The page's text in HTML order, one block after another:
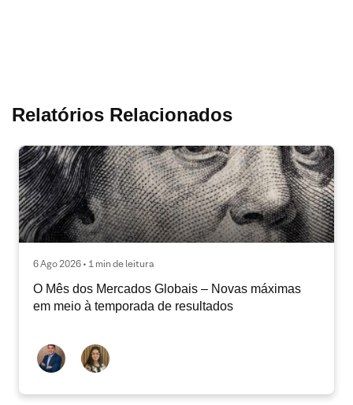
Relatórios Relacionados
6 Ago 2026 • 1 min de leitura
O Mês dos Mercados Globais – Novas máximas
em meio à temporada de resultados